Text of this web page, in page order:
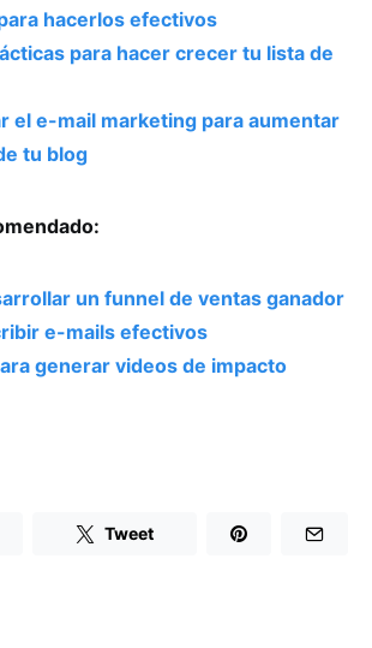
hacerlos efectivos
para hacer crecer tu lista de
el e-mail marketing para aumentar
tu blog
un funnel de ventas ganador
e-mails efectivos
generar videos de impacto
Tweet